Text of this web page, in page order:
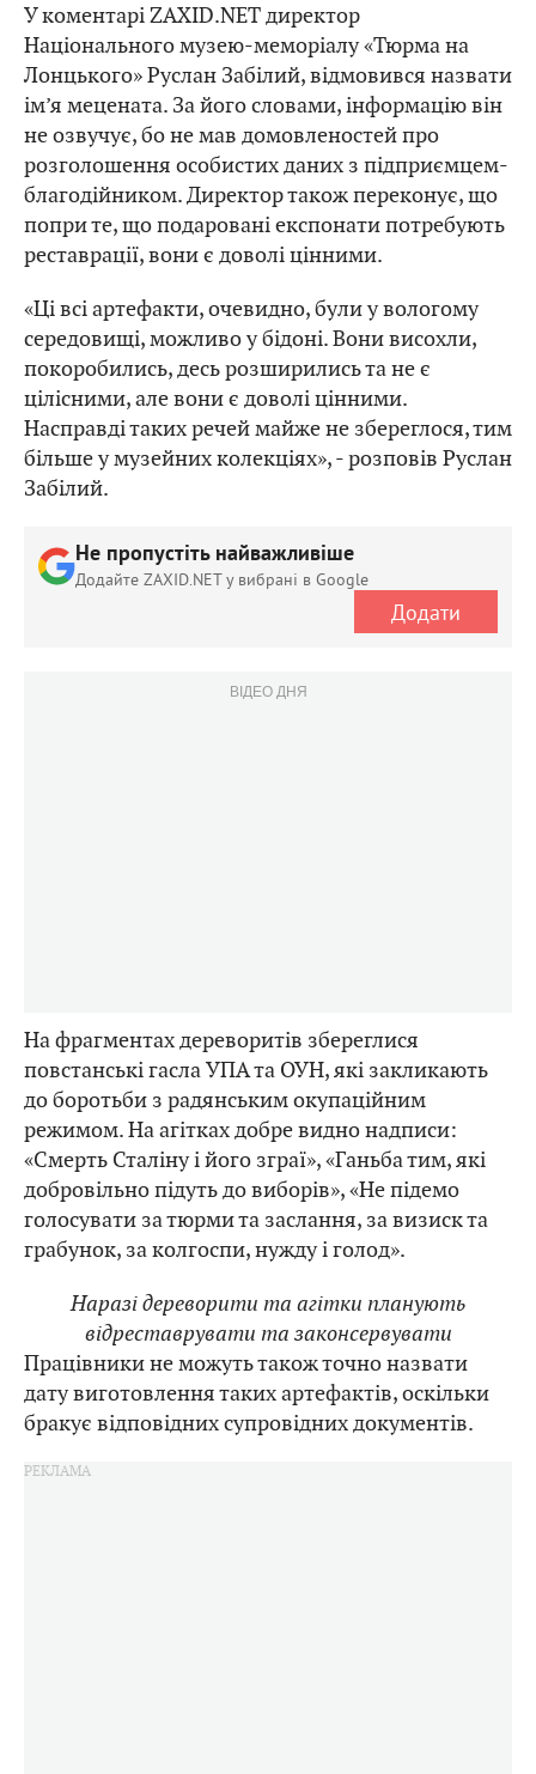
У коментарі ZAXID.NET директор
Національного музею-меморіалу «Тюрма на
Лонцького» Руслан Забілий, відмовився назвати
ім’я мецената. За його словами, інформацію він
не озвучує, бо не мав домовленостей про
розголошення особистих даних з підприємцем-
благодійником. Директор також переконує, що
попри те, що подаровані експонати потребують
реставрації, вони є доволі цінними.
«Ці всі артефакти, очевидно, були у вологому
середовищі, можливо у бідоні. Вони висохли,
покоробились, десь розширились та не є
цілісними, але вони є доволі цінними.
Насправді таких речей майже не збереглося, тим
більше у музейних колекціях», - розповів Руслан
Забілий.
Не пропустіть найважливіше
Додайте ZAXID.NET у вибрані в Google
Додати
ВІДЕО ДНЯ
На фрагментах дереворитів збереглися
повстанські гасла УПА та ОУН, які закликають
до боротьби з радянським окупаційним
режимом. На агітках добре видно надписи:
«Смерть Сталіну і його зграї», «Ганьба тим, які
добровільно підуть до виборів», «Не підемо
голосувати за тюрми та заслання, за визиск та
грабунок, за колгоспи, нужду і голод».
Наразі дереворити та агітки планують
відреставрувати та законсервувати
Працівники не можуть також точно назвати
дату виготовлення таких артефактів, оскільки
бракує відповідних супровідних документів.